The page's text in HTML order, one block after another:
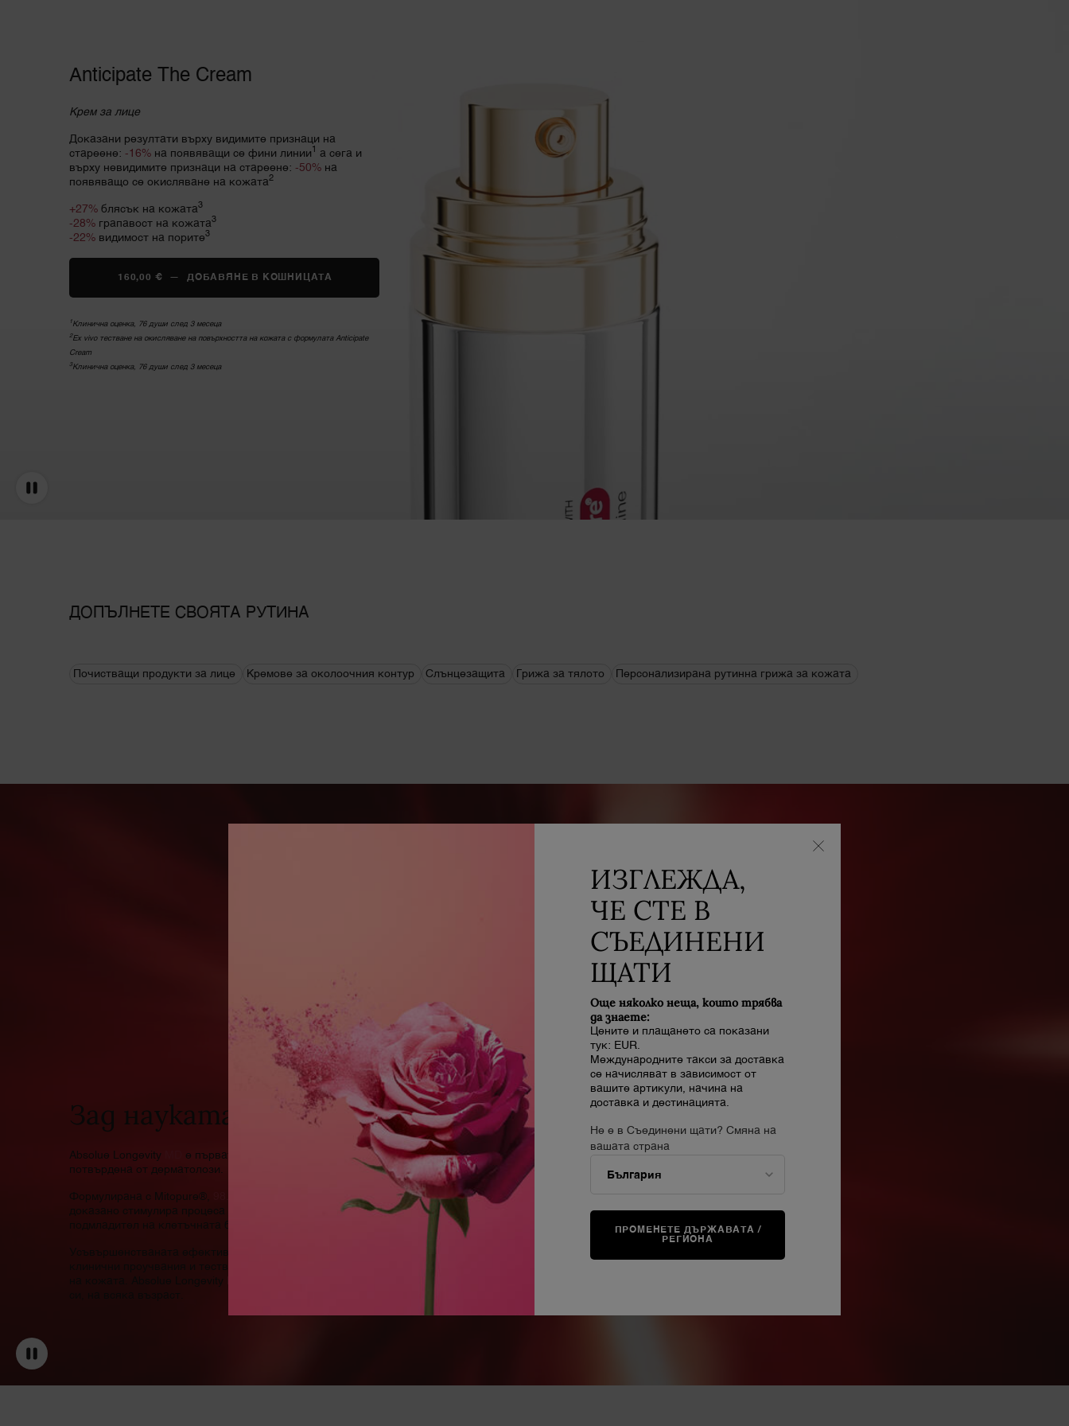
Anticipate The Cream
Крем за лице
Доказани резултати върху видимите признаци на
стареене: -16% на появяващи се фини линии 1
а сега и
върху невидимите признаци на стареене: -50% на
появяващо се окисляване на кожата2
+27% блясък на кожата3
-28% грапавост на кожата3
-22% видимост на порите3
160,00 € ― ДОБАВЯНЕ В КОШНИЦАТА
1Клинична оценка, 76 души след 3 месеца
2Ex vivo тестване на окисляване на повърхността на кожата с формулата Anticipate
Cream
3Клинична оценка, 76 души след 3 месеца
ДОПЪЛНЕТЕ СВОЯТА РУТИНА
Почистващи продукти за лице Кремове за околоочния контур Слънцезащита Грижа за тялото Персонализирана рутинна грижа за кожата
Зад науката
Absolue Longevity
е първата линия на Lancôme за дълголетие на кожата,
потвърдена от дерматолози.
Формулирана с Mitopure®,
чиста и микронизирана форма на Уролитин А,
доказано стимулира процеса на митохондриално рециклиране и е призната за мощен
подмладител на клетъчната батерия.
Усъвършенстваната ефективност на грижата за кожата е доказана чрез
клинични проучвания и тествана върху повече от
на кожата. Absolue Longevity
ИЗГЛЕЖДА,
ЧЕ СТЕ В
СЪЕДИНЕНИ
ЩАТИ
Още няколко неща, които трябва
да знаете:
Цените и плащането са показани
тук: EUR.
Международните такси за доставка
се начисляват в зависимост от
вашите артикули, начина на
доставка и дестинацията.
Не е в Съединени щати? Смяна на
вашата страна
ПРОМЕНЕТЕ ДЪРЖАВАТА /
РЕГИОНА